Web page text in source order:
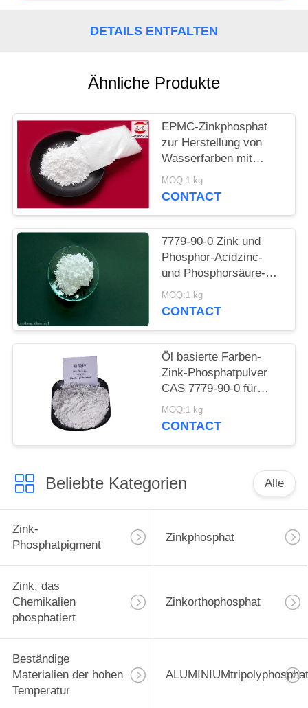
POLICY
DETAILS ENTFALTEN
Ähnliche Produkte
EPMC-Zinkphosphat
zur Herstellung von
Wasserfarben mit
niedrigem
Schwermetallgehalt an
MOQ:1 kg
CONTACT
7779-90-0 Zink und
Phosphor-Acidzinc-
und Phosphorsäure-
ätzende Antifarbe für
Stahl
MOQ:1 kg
CONTACT
Öl basierte Farben-
Zink-Phosphatpulver
CAS 7779-90-0 für
Schiff und
Stahlkonstruktionen
MOQ:1 kg
CONTACT
Beliebte Kategorien Alle
Zink-
Phosphatpigment
Zinkphosphat
Zink, das
Chemikalien
phosphatiert
Zinkorthophosphat
Beständige
Materialien der hohen
Temperatur
ALUMINIUMtripolyphosphat